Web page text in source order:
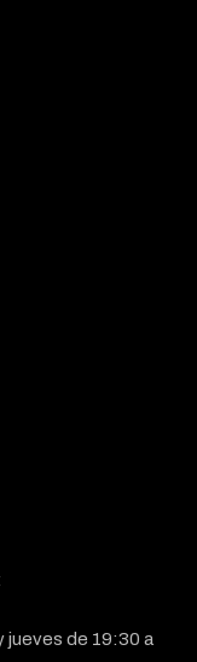
jueves de 19:30 a